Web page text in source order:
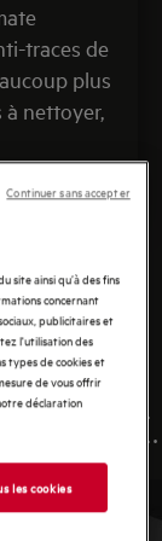
traces de
plus
à nettoyer,
DE
MATT
site ainsi qu’à des fins
concernant
publicitaires et
l'utilisation des
types de cookies et
de vous offrir
déclaration
les cookies
Continuer sans accepter